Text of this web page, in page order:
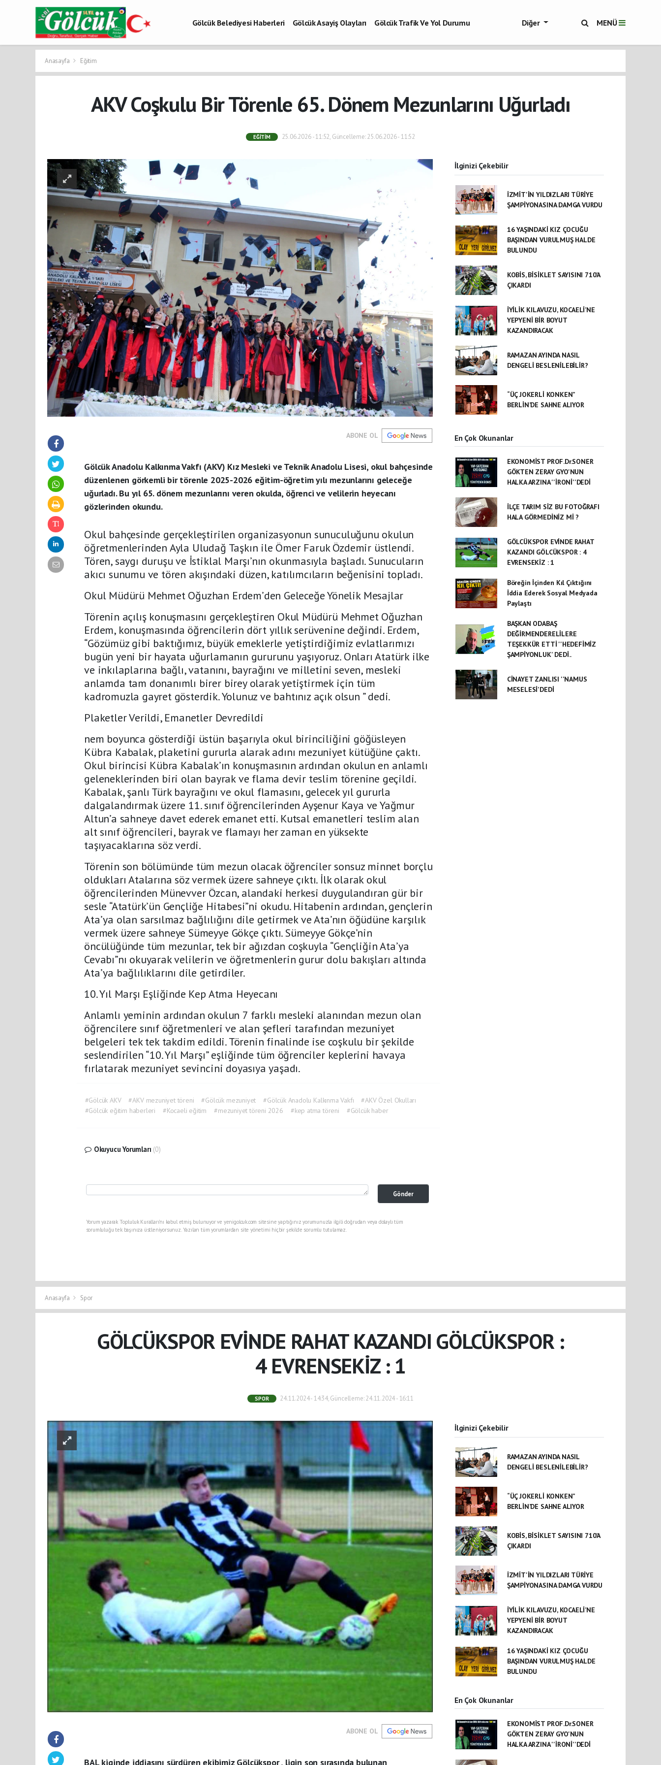
Gölcük Belediyesi Haberleri Gölcük Asayiş Olayları
Gölcük Trafik Ve Yol Durumu
Diğer MENÜ
Anasayfa Eğitim
AKV Coşkulu Bir Törenle 65. Dönem Mezunlarını Uğurladı
EĞITIM 25.06.2026 - 11:52, Güncelleme: 25.06.2026 - 11:52
ABONE OL
Gölcük Anadolu Kalkınma Vakfı (AKV) Kız Mesleki ve Teknik Anadolu Lisesi, okul bahçesinde
düzenlenen görkemli bir törenle 2025-2026 eğitim-öğretim yılı mezunlarını geleceğe
uğurladı. Bu yıl 65. dönem mezunlarını veren okulda, öğrenci ve velilerin heyecanı
gözlerinden okundu.
Okul bahçesinde gerçekleştirilen organizasyonun sunuculuğunu okulun
öğretmenlerinden Ayla Uludağ Taşkın ile Ömer Faruk Özdemir üstlendi.
Tören, saygı duruşu ve İstiklal Marşı’nın okunmasıyla başladı. Sunucuların
akıcı sunumu ve tören akışındaki düzen, katılımcıların beğenisini topladı.
Okul Müdürü Mehmet Oğuzhan Erdem’den Geleceğe Yönelik Mesajlar
Törenin açılış konuşmasını gerçekleştiren Okul Müdürü Mehmet Oğuzhan
Erdem, konuşmasında öğrencilerin dört yıllık serüvenine değindi. Erdem,
“Gözümüz gibi baktığımız, büyük emeklerle yetiştirdiğimiz evlatlarımızı
bugün yeni bir hayata uğurlamanın gururunu yaşıyoruz. Onları Atatürk ilke
ve inkılaplarına bağlı, vatanını, bayrağını ve milletini seven, mesleki
anlamda tam donanımlı birer birey olarak yetiştirmek için tüm
kadromuzla gayret gösterdik. Yolunuz ve bahtınız açık olsun ” dedi.
Plaketler Verildi, Emanetler Devredildi
nem boyunca gösterdiği üstün başarıyla okul birinciliğini göğüsleyen
Kübra Kabalak, plaketini gururla alarak adını mezuniyet kütüğüne çaktı.
Okul birincisi Kübra Kabalak’ın konuşmasının ardından okulun en anlamlı
geleneklerinden biri olan bayrak ve flama devir teslim törenine geçildi.
Kabalak, şanlı Türk bayrağını ve okul flamasını, gelecek yıl gururla
dalgalandırmak üzere 11. sınıf öğrencilerinden Ayşenur Kaya ve Yağmur
Altun’a sahneye davet ederek emanet etti. Kutsal emanetleri teslim alan
alt sınıf öğrencileri, bayrak ve flamayı her zaman en yüksekte
taşıyacaklarına söz verdi.
Törenin son bölümünde tüm mezun olacak öğrenciler sonsuz minnet borçlu
oldukları Atalarına söz vermek üzere sahneye çıktı. İlk olarak okul
öğrencilerinden Münevver Özcan, alandaki herkesi duygulandıran gür bir
sesle “Atatürk’ün Gençliğe Hitabesi”ni okudu. Hitabenin ardından, gençlerin
Ata’ya olan sarsılmaz bağlılığını dile getirmek ve Ata’nın öğüdüne karşılık
vermek üzere sahneye Sümeyye Gökçe çıktı. Sümeyye Gökçe’nin
öncülüğünde tüm mezunlar, tek bir ağızdan coşkuyla “Gençliğin Ata’ya
Cevabı”nı okuyarak velilerin ve öğretmenlerin gurur dolu bakışları altında
Ata’ya bağlılıklarını dile getirdiler.
10. Yıl Marşı Eşliğinde Kep Atma Heyecanı
Anlamlı yeminin ardından okulun 7 farklı mesleki alanından mezun olan
öğrencilere sınıf öğretmenleri ve alan şefleri tarafından mezuniyet
belgeleri tek tek takdim edildi. Törenin finalinde ise coşkulu bir şekilde
seslendirilen “10. Yıl Marşı” eşliğinde tüm öğrenciler keplerini havaya
fırlatarak mezuniyet sevincini doyasıya yaşadı.
#Gölcük AKV #AKV mezuniyet töreni #Gölcük mezuniyet #Gölcük Anadolu Kalkınma Vakfı
#AKV Özel Okulları
#Gölcük eğitim haberleri
#Kocaeli eğitim #mezuniyet töreni 2026 #kep atma töreni #Gölcük haber
Okuyucu Yorumları (0)
Gönder
Yorum yazarak Topluluk Kuralları’nı kabul etmiş bulunuyor ve yenigolcuk.com sitesine yaptığınız yorumunuzla ilgili doğrudan veya dolaylı tüm
sorumluluğu tek başınıza üstleniyorsunuz. Yazılan tüm yorumlardan site yönetimi hiçbir şekilde sorumlu tutulamaz.
İlginizi Çekebilir
İZMİT'İN YILDIZLARI TÜRİYE
ŞAMPİYONASINA DAMGA VURDU
16 YAŞINDAKİ KIZ ÇOCUĞU
BAŞINDAN VURULMUŞ HALDE
BULUNDU
KOBİS, BİSİKLET SAYISINI 710’A
ÇIKARDI
İYİLİK KILAVUZU, KOCAELİ’NE
YEPYENİ BİR BOYUT
KAZANDIRACAK
RAMAZAN AYINDA NASIL
DENGELİ BESLENİLEBİLİR?
“ÜÇ JOKERLİ KONKEN”
BERLİN’DE SAHNE ALIYOR
En Çok Okunanlar
EKONOMİST PROF.Dr.SONER
GÖKTEN ZERAY GYO'NUN
HALKA ARZINA ''İRONİ''DEDİ
İLÇE TARIM SİZ BU FOTOĞRAFI
HALA GÖRMEDİNİZ Mİ ?
GÖLCÜKSPOR EVİNDE RAHAT
KAZANDI GÖLCÜKSPOR : 4
EVRENSEKİZ : 1
Böreğin İçinden Kıl Çıktığını
İddia Ederek Sosyal Medyada
Paylaştı
BAŞKAN ODABAŞ
DEĞİRMENDERELİLERE
TEŞEKKÜR ETTİ ''HEDEFİMİZ
ŞAMPİYONLUK' DEDİ..
CİNAYET ZANLISI ''NAMUS
MESELESİ'DEDİ
Anasayfa Spor
GÖLCÜKSPOR EVİNDE RAHAT KAZANDI GÖLCÜKSPOR :
4 EVRENSEKİZ : 1
SPOR 24.11.2024 - 14:34, Güncelleme: 24.11.2024 - 16:11
ABONE OL
BAL kiginde iddiasını sürdüren ekibimiz Gölcükspor , ligin son sırasında bulunan
İlginizi Çekebilir
RAMAZAN AYINDA NASIL
DENGELİ BESLENİLEBİLİR?
“ÜÇ JOKERLİ KONKEN”
BERLİN’DE SAHNE ALIYOR
KOBİS, BİSİKLET SAYISINI 710’A
ÇIKARDI
İZMİT'İN YILDIZLARI TÜRİYE
ŞAMPİYONASINA DAMGA VURDU
İYİLİK KILAVUZU, KOCAELİ’NE
YEPYENİ BİR BOYUT
KAZANDIRACAK
16 YAŞINDAKİ KIZ ÇOCUĞU
BAŞINDAN VURULMUŞ HALDE
BULUNDU
En Çok Okunanlar
EKONOMİST PROF.Dr.SONER
GÖKTEN ZERAY GYO'NUN
HALKA ARZINA ''İRONİ''DEDİ